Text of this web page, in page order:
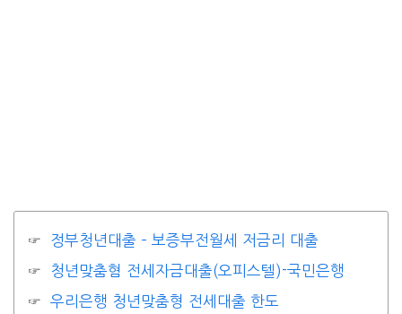
정부청년대출 – 보증부전월세 저금리 대출
청년맞춤혐 전세자금대출(오피스텔)-국민은행
우리은행 청년맞춤형 전세대출 한도